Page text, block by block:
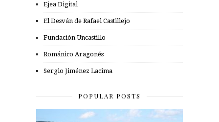
Ejea Digital
El Desván de Rafael Castillejo
Fundación Uncastillo
Románico Aragonés
Sergio Jiménez Lacima
POPULAR POSTS